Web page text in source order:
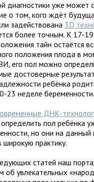
диагностики уже может
о том, кого ждёт
задействована 3D
более точным. К 17-
тайн остаётся
положения плода в
его пол можно
достоверные
ребёнка
23 неделе беременности.
ДНК-
пол ребёнка
но они на
практику.
статей наш
об увлекательных